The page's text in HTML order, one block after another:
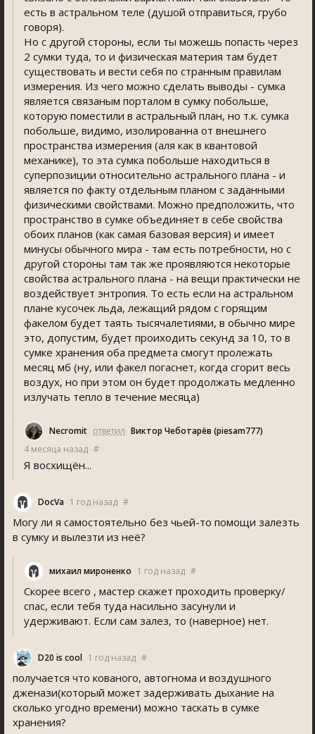
есть в астральном теле (душой отправиться, грубо
говоря).
Но с другой стороны, если ты можешь попасть через
2 сумки туда, то и физическая материя там будет
существовать и вести себя по странным правилам
измерения. Из чего можно сделать выводы - сумка
является связаным порталом в сумку побольше,
которую поместили в астральный план, но т.к. сумка
побольше, видимо, изолированна от внешнего
пространства измерения (аля как в квантовой
механике), то эта сумка побольше находиться в
суперпозиции относительно астрального плана - и
является по факту отдельным планом с заданными
физическими свойствами. Можно предположить, что
пространство в сумке объединяет в себе свойства
обоих планов (как самая базовая версия) и имеет
минусы обычного мира - там есть потребности, но с
другой стороны там так же проявляются некоторые
свойства астрального плана - на вещи практически не
воздействует энтропия. То есть если на астральном
плане кусочек льда, лежащий рядом с горящим
факелом будет таять тысячалетиями, в обычно мире
это, допустим, будет проиходить секунд за 10, то в
сумке хранения оба предмета смогут пролежать
месяц мб (ну, или факел погаснет, когда сгорит весь
воздух, но при этом он будет продолжать медленно
излучать тепло в течение месяца)
Necromit ответил Виктор Чеботарёв (piesam777)
4 месяца назад #
Я восхищён...
DocVa 1 год назад #
Могу ли я самостоятельно без чьей-то помощи залезть
в сумку и вылезти из неё?
михаил мироненко 1 год назад #
Скорее всего , мастер скажет проходить проверку/
спас, если тебя туда насильно засунули и
удерживают. Если сам залез, то (наверное) нет.
D20 is cool 1 год назад #
получается что кованого, автогнома и воздушного
дженази(который может задерживать дыхание на
сколько угодно времени) можно таскать в сумке
хранения?